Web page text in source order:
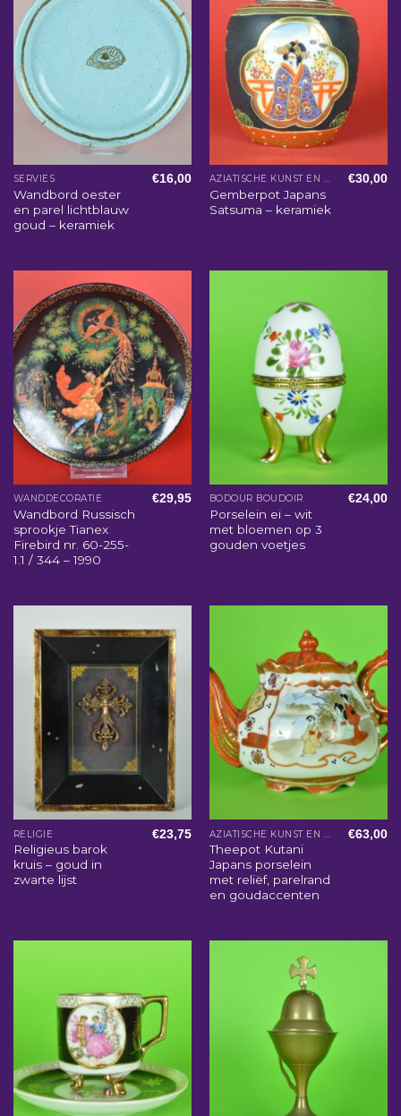
SERVIES
Wandbord oester
en parel lichtblauw
goud – keramiek
€16,00 AZIATISCHE KUNST EN WOONACCESSOIRES
Gemberpot Japans
Satsuma – keramiek
€30,00
WANDDECORATIE
Wandbord Russisch
sprookje Tianex
Firebird nr. 60-255-
1.1 / 344 – 1990
€29,95 BODOUR BOUDOIR
Porselein ei – wit
met bloemen op 3
gouden voetjes
€24,00
RELIGIE
Religieus barok
kruis – goud in
zwarte lijst
€23,75
Theepot Kutani
Japans porselein
met reliëf, parelrand
en goudaccenten
€63,00